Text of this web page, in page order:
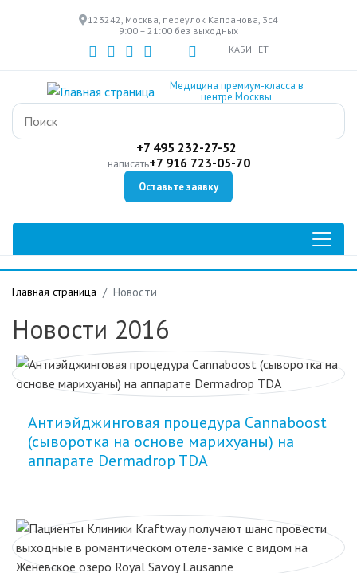
к
основному
содержанию
123242, Москва, переулок Капранова, 3с4
9:00 – 21:00 без выходных
КАБИНЕТ
Медицина премиум-класса в
центре Москвы
+7 495 232-27-52
написать+7 916 723-05-70
Оставьте заявку
Главная страница Новости
Новости 2016
Антиэйджинговая процедура Cannaboost
(сыворотка на основе марихуаны) на
аппарате Dermadrop TDA